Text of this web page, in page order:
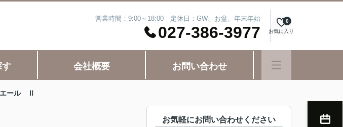
営業時間：9:00～18:00 定休日：GW、お盆、年末年始
027-386-3977 お気に入り
0
す 会社概要 お問い合わせ
ール Ⅱ
お気軽にお問い合わせください